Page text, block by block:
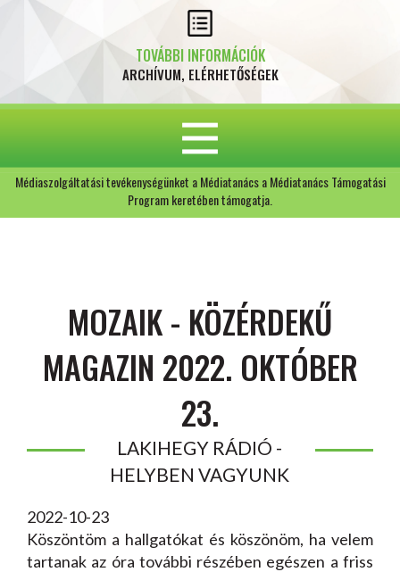
TOVÁBBI INFORMÁCIÓK
ARCHÍVUM, ELÉRHETŐSÉGEK
Médiaszolgáltatási tevékenységünket a Médiatanács a Médiatanács Támogatási
Program keretében támogatja.
MOZAIK - KÖZÉRDEKŰ
MAGAZIN 2022. OKTÓBER
23.
LAKIHEGY RÁDIÓ -
HELYBEN VAGYUNK
2022-10-23
Köszöntöm a hallgatókat és köszönöm, ha velem
tartanak az óra további részében egészen a friss